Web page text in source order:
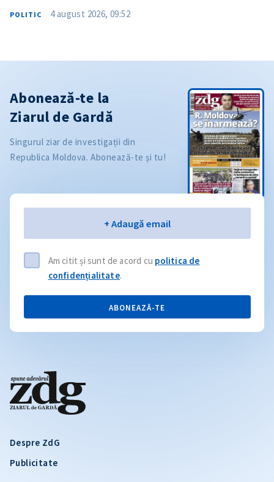
POLITIC 4 august 2026, 09:52
Despre ZdG
Publicitate
Abonează-te la
Ziarul de Gardă
Singurul ziar de investigații din
Republica Moldova. Abonează-te și tu!
+ Adaugă email
Am citit și sunt de acord cu politica de
confidențialitate.
ABONEAZĂ-TE